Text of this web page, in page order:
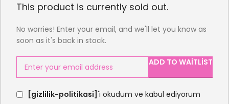
This product is currently sold out.
No worries! Enter your email, and we'll let you know as
soon as it's back in stock.
ADD TO WAITLIST
[gizlilik-politikasi] 'i okudum ve kabul ediyorum